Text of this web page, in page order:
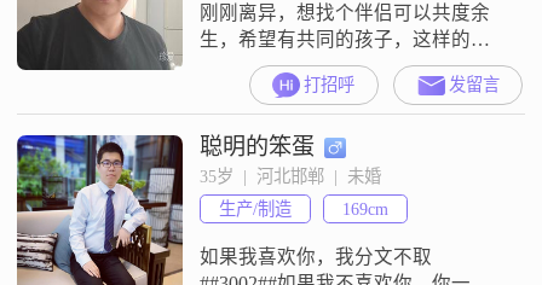
刚刚离异，想找个伴侣可以共度余
生，希望有共同的孩子，这样的夫
妻才可以走到头，朝三暮四的请绕
行！我不想听到一句人家一直找我
有什么办法 类似的女强人##3002##
打招呼 发留言
聪明的笨蛋
35岁  |  河北邯郸  |  未婚
生产/制造
169cm
如果我喜欢你，我分文不取